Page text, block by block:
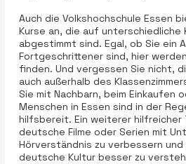
Auch die Volkshochschule Essen
Kurse an, die auf unterschiedliche
abgestimmt sind. Egal, ob Sie ein
Fortgeschrittener sind, hier
finden. Und vergessen Sie nicht,
auch außerhalb des
Sie mit Nachbarn, beim Einkaufen
Menschen in Essen sind in der
hilfsbereit. Ein weiterer hilfreicher
deutsche Filme oder Serien mit
Hörverständnis zu verbessern
deutsche Kultur besser zu